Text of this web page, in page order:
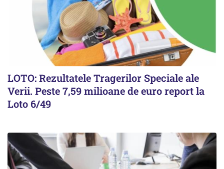
LOTO: Rezultatele Tragerilor Speciale ale
Verii. Peste 7,59 milioane de euro report la
Loto 6/49